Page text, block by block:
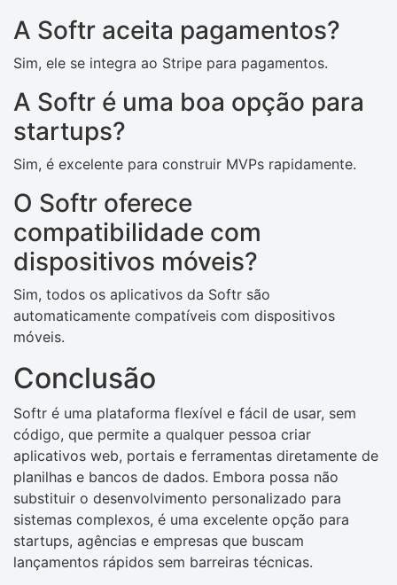
A Softr aceita pagamentos?
Sim, ele se integra ao Stripe para pagamentos.
A Softr é uma boa opção para
startups?
Sim, é excelente para construir MVPs rapidamente.
O Softr oferece
compatibilidade com
dispositivos móveis?
Sim, todos os aplicativos da Softr são
automaticamente compatíveis com dispositivos
móveis.
Conclusão
Softr é uma plataforma flexível e fácil de usar, sem
código, que permite a qualquer pessoa criar
aplicativos web, portais e ferramentas diretamente de
planilhas e bancos de dados. Embora possa não
substituir o desenvolvimento personalizado para
sistemas complexos, é uma excelente opção para
startups, agências e empresas que buscam
lançamentos rápidos sem barreiras técnicas.